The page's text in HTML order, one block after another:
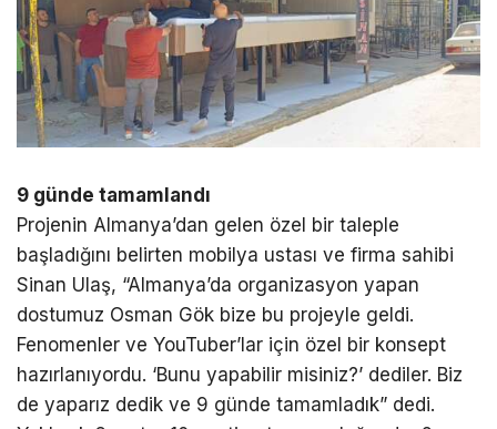
9 günde tamamlandı
Projenin Almanya’dan gelen özel bir taleple
başladığını belirten mobilya ustası ve firma sahibi
Sinan Ulaş, “Almanya’da organizasyon yapan
dostumuz Osman Gök bize bu projeyle geldi.
Fenomenler ve YouTuber’lar için özel bir konsept
hazırlanıyordu. ‘Bunu yapabilir misiniz?’ dediler. Biz
de yaparız dedik ve 9 günde tamamladık” dedi.